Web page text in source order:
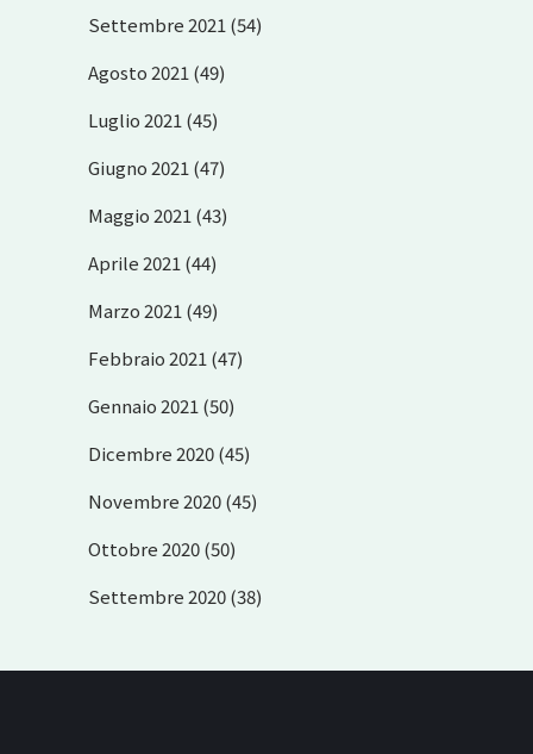
Settembre 2021 (54)
Agosto 2021 (49)
Luglio 2021 (45)
Giugno 2021 (47)
Maggio 2021 (43)
Aprile 2021 (44)
Marzo 2021 (49)
Febbraio 2021 (47)
Gennaio 2021 (50)
Dicembre 2020(45)
Novembre 2020(45)
Ottobre 2020(50)
Settembre 2020(38)